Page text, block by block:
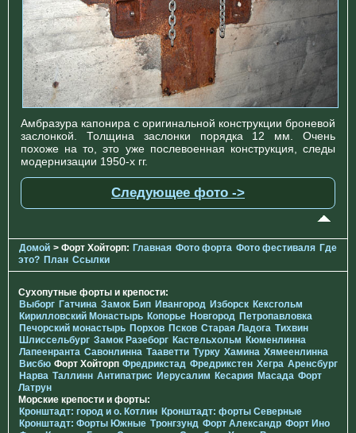
Амбразура капонира с оригинальной конструкции броневой
заслонкой. Толщина заслонки порядка 12 мм. Очень
похоже на то, это уже послевоенная конструкция, следы
модернизации 1950-х гг.
Следующее фото ->
Домой > Форт Хойторп: Главная Фото форта Фото фестиваля Где
это? План Ссылки
Сухопутные форты и крепости:
Выборг Гатчина Замок Бип Ивангород Изборск Кексгольм
Кирилловский Монастырь Копорье Новгород Петропавловка
Печорcкий монастырь Порхов Псков Старая Ладога Тихвин
Шлиссельбург Замок Разеборг Кастельхольм Кюменлинна
Лапеенранта Савонлинна Тааветти Турку Хамина Хямеенлинна
Висбю Форт Хойторп Фредрикстад Фредрикстен Хегра Аренсбург
Нарва Таллинн Антипатрис Иерусалим Кесария Масада Форт
Латрун
Морские крепости и форты:
Кронштадт: город и о. Котлин Кронштадт: форты Северные
Кронштадт: Форты Южные Тронгзунд Форт Александр Форт Ино